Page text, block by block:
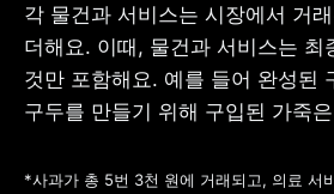
각 물건과 서비스는 시장에서 거
더해요. 이때, 물건과 서비스는 최
것만 포함해요. 예를 들어 완성된
구두를 만들기 위해 구입된 가죽
*사과가 총 5번 3천 원에 거래되고, 의료 서